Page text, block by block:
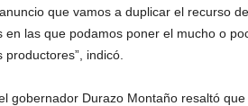
que vamos a duplicar el recurso
en las que podamos poner el mucho o
indicó.
gobernador Durazo Montaño resaltó